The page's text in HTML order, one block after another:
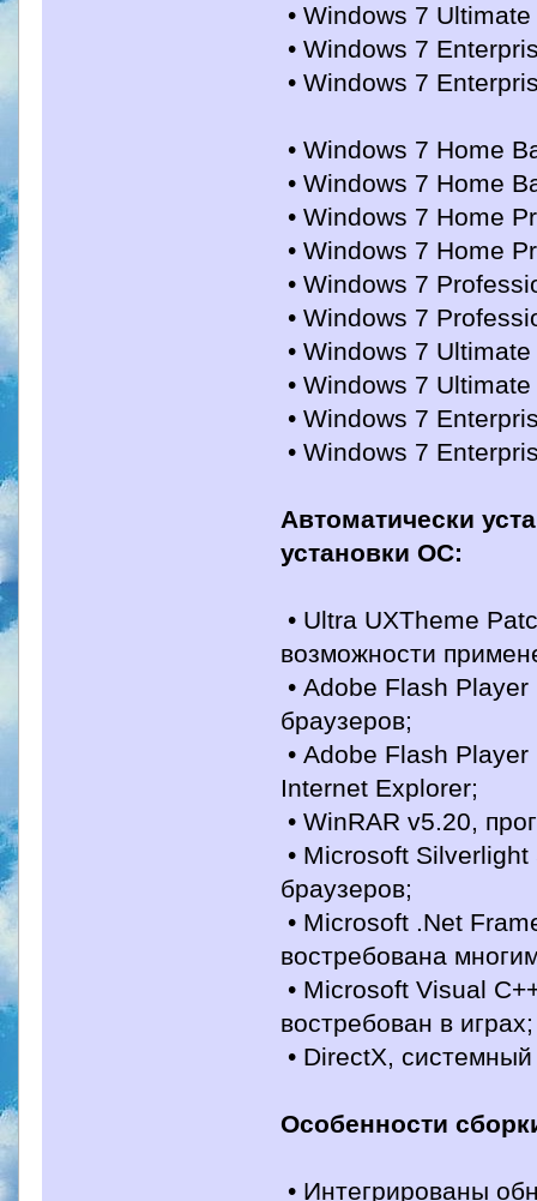
• Windows 7
• Windows 7
• Windows 7
• Windows 7 Home
• Windows 7 Home
• Windows 7 Home
• Windows 7 Home
• Windows 7
• Windows 7
• Windows 7
• Windows 7
• Windows 7
• Windows 7
Автоматически
установки ОС:
• Ultra UXTheme
возможности
• Adobe Flash
браузеров;
• Adobe Flash
Internet Explorer;
• WinRAR v5.20,
• Microsoft
браузеров;
• Microsoft .Net
востребована
• Microsoft Visual
востребован в играх;
• DirectX,
Особенности
• Интегрированы